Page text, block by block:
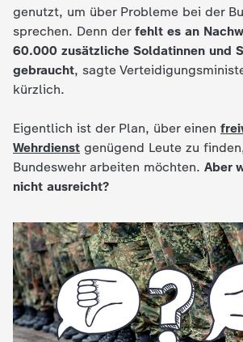
n
d
a
c
h
genutzt, um über Probleme bei der
sprechen. Denn der fehlt es an
60.000 zusätzliche Soldatinnen und
gebraucht, sagte
kürzlich.
Eigentlich ist der Plan, über einen
Wehrdienst genügend Leute zu
Bundeswehr arbeiten möchten. Aber
nicht ausreicht?